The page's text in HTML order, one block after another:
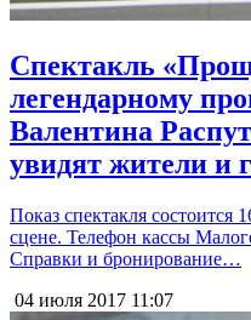
Спектакль
легендарному
Валентина
увидят жители и
Показ спектакля состоится
сцене. Телефон кассы
Справки и бронирование…
04 июля 2017 11:07